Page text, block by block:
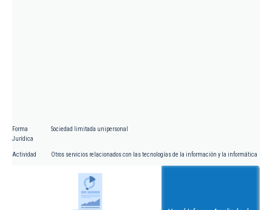
Forma
Jurídica
Sociedad limitada unipersonal
Actividad Otros servicios relacionados con las tecnologías de la información y la informática